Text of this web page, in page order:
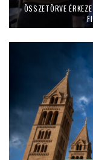
ÖSSZETÖRVE